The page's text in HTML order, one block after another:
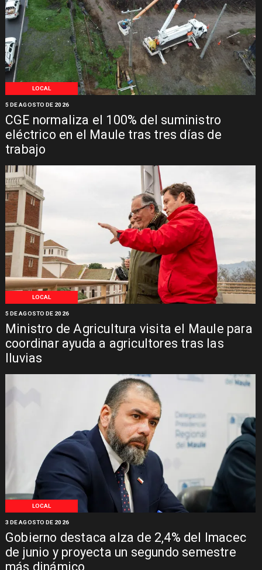
LOCAL
CGE normaliza el 100% del suministro
eléctrico en el Maule tras tres días de
trabajo
5 DE AGOSTO DE 2026
LOCAL
Ministro de Agricultura visita el Maule para
coordinar ayuda a agricultores tras las
lluvias
5 DE AGOSTO DE 2026
LOCAL
Gobierno destaca alza de 2,4% del Imacec
de junio y proyecta un segundo semestre
más dinámico
3 DE AGOSTO DE 2026